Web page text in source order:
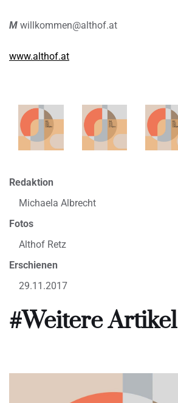
M willkommen@althof.at
www.althof.at
Redaktion
Michaela Albrecht
Fotos
Althof Retz
Erschienen
29.11.2017
#Weitere Artikel